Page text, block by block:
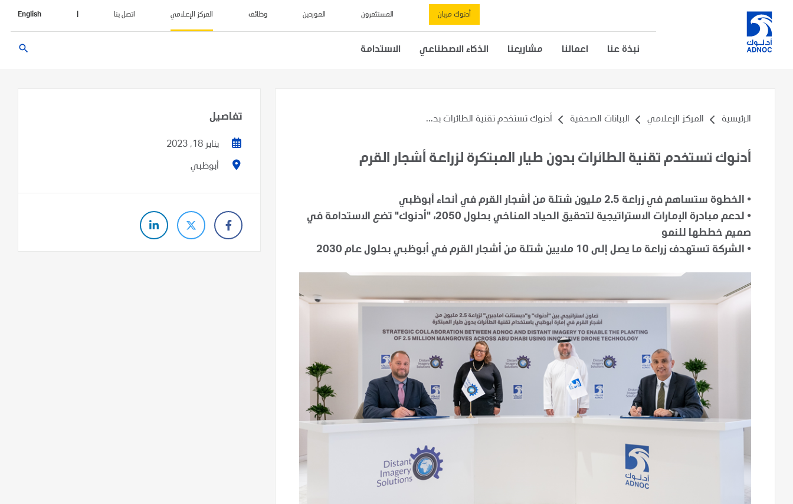
أدنوك مربان المستثمرون الموردين وظائف المركز الإعلامي اتصل بنا English
نبذة عنا اعمالنا مشاريعنا الذكاء الاصطناعي الاستدامة search
الرئيسية المركز الإعلامي البيانات الصحفية أدنوك تستخدم تقنية الطائرات بد...
أدنوك تستخدم تقنية الطائرات بدون طيار المبتكرة لزراعة أشجار القرم
• الخطوة ستساهم في زراعة 2.5 مليون شتلة من أشجار القرم في أنحاء أبوظبي
•
لدعم مبادرة الإمارات الاستراتيجية لتحقيق الحياد المناخي بحلول 2050، "أدنوك" تضع الاستدامة في
صميم خططها للنمو
• الشركة تستهدف زراعة ما يصل إلى 10 ملايين شتلة من أشجار القرم في أبوظبي بحلول عام 2030
تفاصيل
يناير 18, 2023
أبوظبي